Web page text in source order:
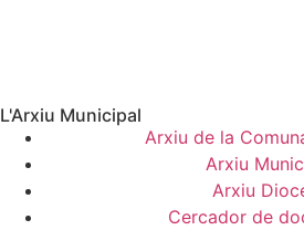
L'Arxiu Municipal
Arxiu de la
Arxiu
Arxiu
Cercador de